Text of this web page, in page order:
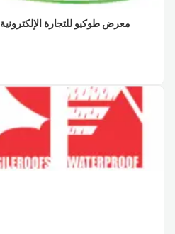
معرض طوكيو للتجارة الإلكترونية eCommerce Fair Tokyo